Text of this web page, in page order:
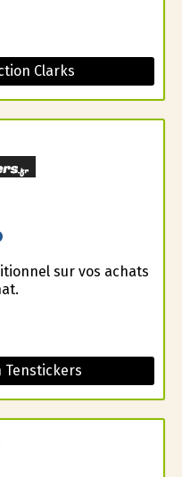
Clarks
sur vos achats
Tenstickers